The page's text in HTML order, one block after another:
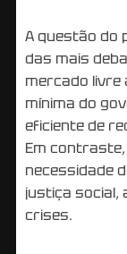
A questão do
das mais
mercado livre
mínima do
eficiente de
Em
necessidade
justiça social,
crises.